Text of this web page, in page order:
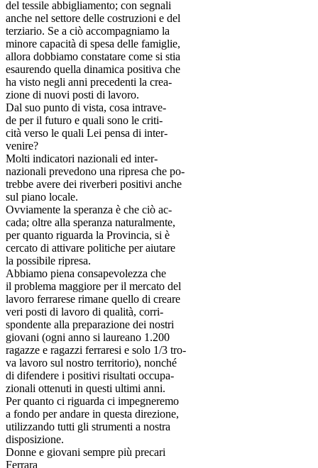
del tessile abbigliamento; con segnali
anche nel settore delle costruzioni e del
terziario. Se a ciò accompagniamo la
minore capacità di spesa delle famiglie,
allora dobbiamo constatare come si stia
esaurendo quella dinamica positiva che
ha visto negli anni precedenti la crea-
zione di nuovi posti di lavoro.
Dal suo punto di vista, cosa intrave-
de per il futuro e quali sono le criti-
cità verso le quali Lei pensa di inter-
venire?
Molti indicatori nazionali ed inter-
nazionali prevedono una ripresa che po-
trebbe avere dei riverberi positivi anche
sul piano locale.
Ovviamente la speranza è che ciò ac-
cada; oltre alla speranza naturalmente,
per quanto riguarda la Provincia, si è
cercato di attivare politiche per aiutare
la possibile ripresa.
Abbiamo piena consapevolezza che
il problema maggiore per il mercato del
lavoro ferrarese rimane quello di creare
veri posti di lavoro di qualità, corri-
spondente alla preparazione dei nostri
giovani (ogni anno si laureano 1.200
ragazze e ragazzi ferraresi e solo 1/3 tro-
va lavoro sul nostro territorio), nonché
di difendere i positivi risultati occupa-
zionali ottenuti in questi ultimi anni.
Per quanto ci riguarda ci impegneremo
a fondo per andare in questa direzione,
utilizzando tutti gli strumenti a nostra
disposizione.
Donne e giovani sempre più precari
Ferrara